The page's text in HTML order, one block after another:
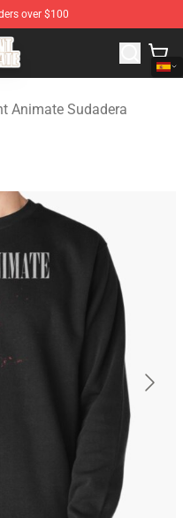
over $100
Invent Animate
Animate Sudadera